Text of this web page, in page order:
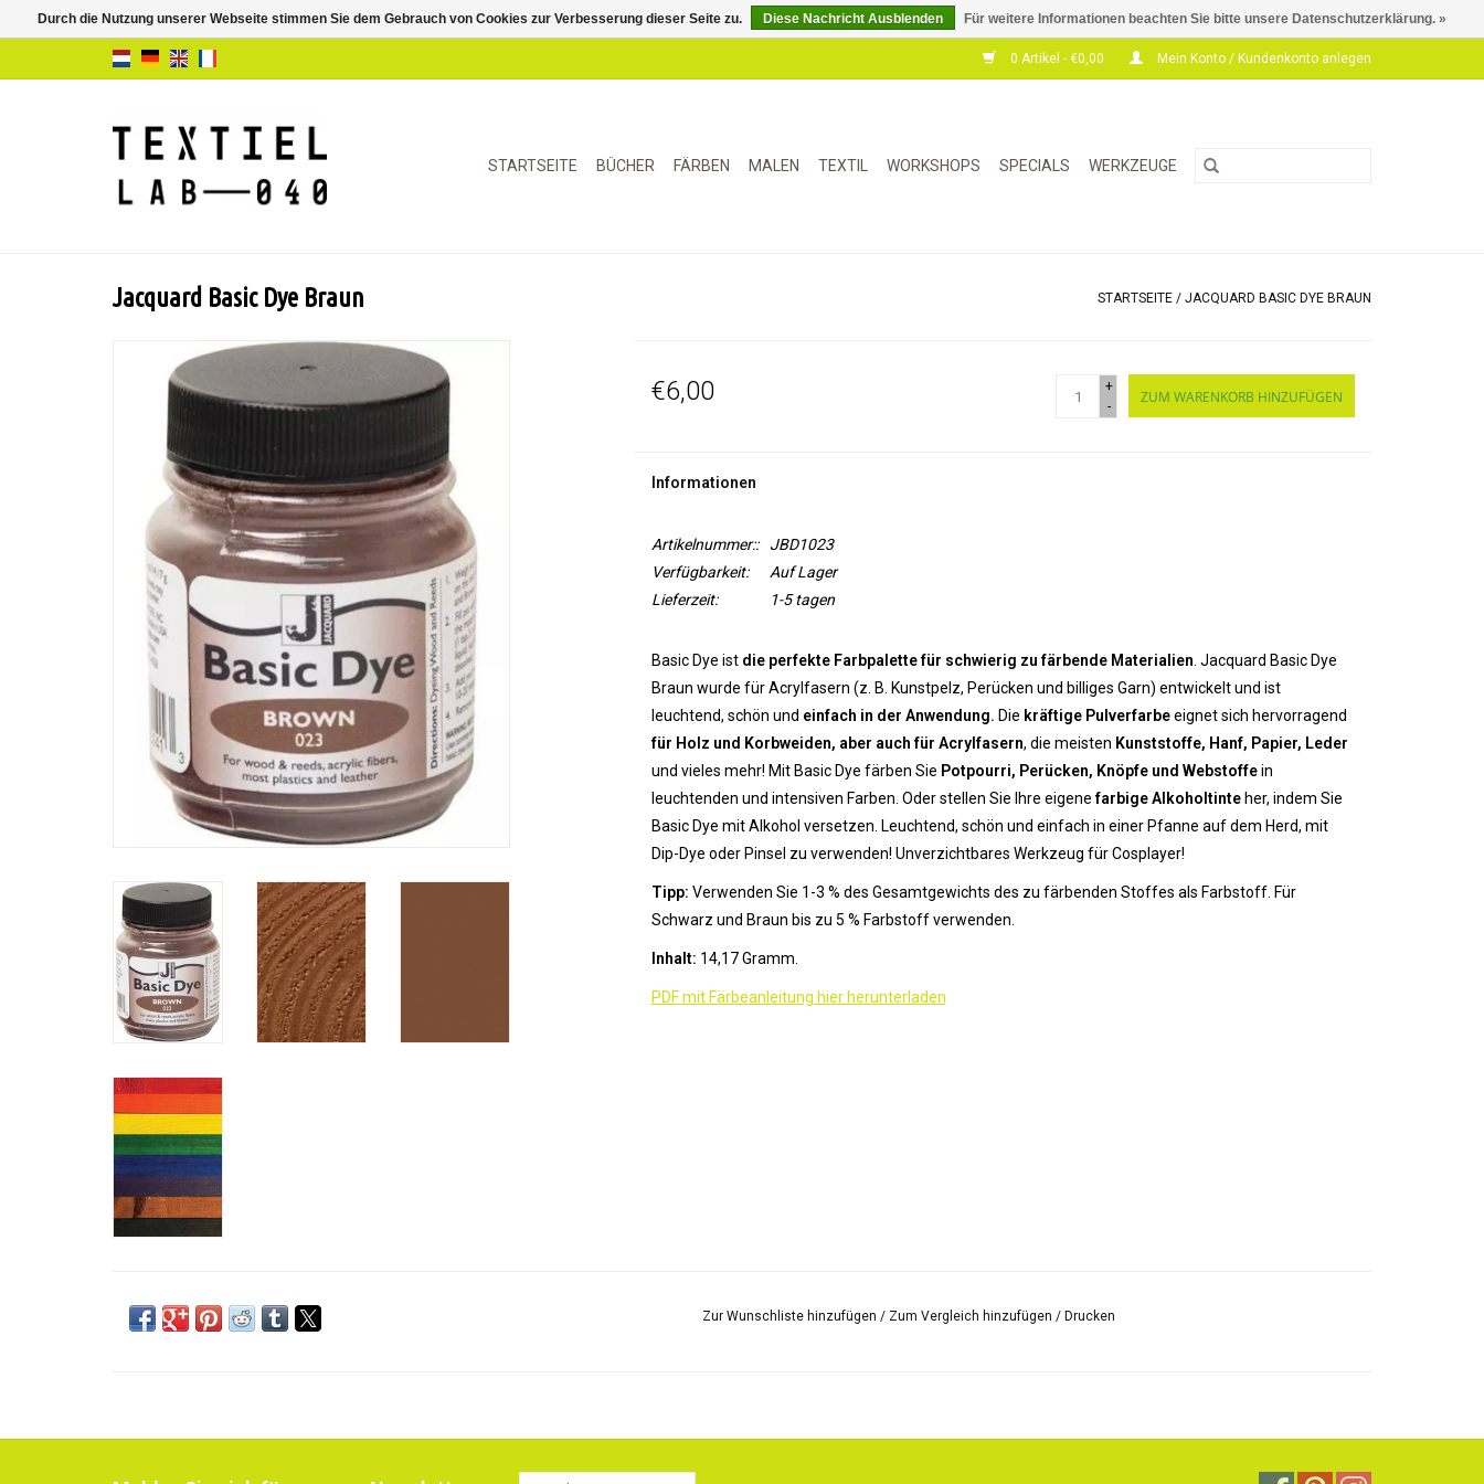
0 Artikel - €0,00 Mein Konto / Kundenkonto anlegen
STARTSEITE BÜCHER FÄRBEN MALEN TEXTIL WORKSHOPS SPECIALS WERKZEUGE
Jacquard Basic Dye Braun STARTSEITE / JACQUARD BASIC DYE BRAUN
€6,00
+
-
ZUM WARENKORB HINZUFÜGEN
Informationen
Artikelnummer::
JBD1023
Verfügbarkeit:
Auf Lager
Lieferzeit:
1-5 tagen
Basic Dye ist die perfekte Farbpalette für schwierig zu färbende Materialien . Jacquard Basic Dye
Braun wurde für Acrylfasern (z. B. Kunstpelz, Perücken und billiges Garn) entwickelt und ist
leuchtend, schön und einfach in der Anwendung. Die kräftige Pulverfarbeeignet sich hervorragend
für Holz und Korbweiden, aber auch für Acrylfasern, die meisten Kunststoffe, Hanf, Papier, Leder
und vieles mehr! Mit Basic Dye färben Sie Potpourri, Perücken, Knöpfe und Webstoffein
leuchtenden und intensiven Farben. Oder stellen Sie Ihre eigenefarbige Alkoholtinteher, indem Sie
Basic Dye mit Alkohol versetzen. Leuchtend, schön und einfach in einer Pfanne auf dem Herd, mit
Dip-Dye oder Pinsel zu verwenden! Unverzichtbares Werkzeug für Cosplayer!
Tipp: Verwenden Sie 1-3 % des Gesamtgewichts des zu färbenden Stoffes als Farbstoff. Für
Schwarz und Braun bis zu 5 % Farbstoff verwenden.
Inhalt: 14,17 Gramm.
PDF mit Färbeanleitung hier herunterladen
Zur Wunschliste hinzufügen/ Zum Vergleich hinzufügen/ Drucken
Durch die Nutzung unserer Webseite stimmen Sie dem Gebrauch von Cookies zur Verbesserung dieser Seite zu. Diese Nachricht Ausblenden Für weitere Informationen beachten Sie bitte unsere Datenschutzerklärung. »